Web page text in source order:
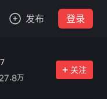
发布 登录
27.8万
关注